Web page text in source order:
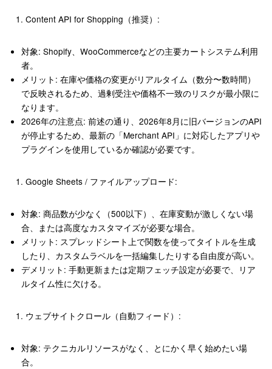
Content API for Shopping（推奨） :
対象: Shopify、WooCommerceなどの主要カートシステム利用
者。
メリット : 在庫や価格の変更がリアルタイム（数分〜数時間）
で反映されるため、過剰受注や価格不一致のリスクが最小限に
なります。
2026年の注意点: 前述の通り、2026年8月に旧バージョンのAPI
が停止するため、最新の「Merchant API」に対応したアプリや
プラグインを使用しているか確認が必要です。
Google Sheets / ファイルアップロード:
対象: 商品数が少なく（500以下）、在庫変動が激しくない場
合、または高度なカスタマイズが必要な場合。
メリット : スプレッドシート上で関数を使ってタイトルを生成
したり、カスタムラベルを一括編集したりする自由度が高い。
デメリット : 手動更新または定期フェッチ設定が必要で、リア
ルタイム性に欠ける。
ウェブサイトクロール（自動フィード） :
対象: テクニカルリソースがなく、とにかく早く始めたい場
合。